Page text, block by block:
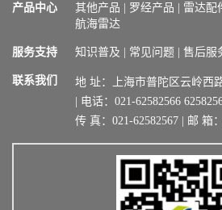
产品中心 其他产品 罗经产品 雷达配
航海雷达
服务支持 知识普及 常见问题 售后服
联系我们
地 址：上海市普陀区云岭西
| 电话：021-62582566
传 真：021-62582567 | 邮 箱